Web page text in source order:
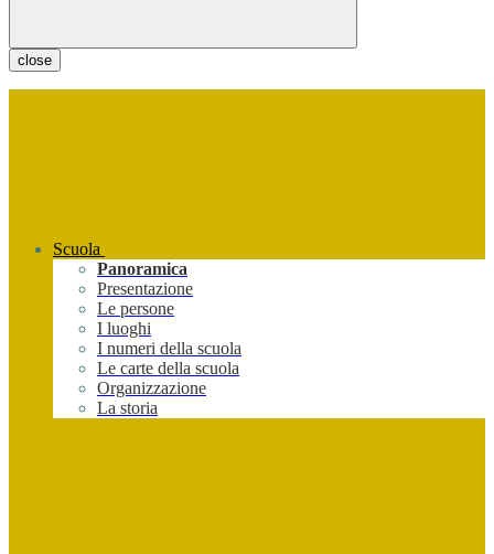
close
Scuola
Panoramica
Presentazione
Le persone
I luoghi
I numeri della scuola
Le carte della scuola
Organizzazione
La storia